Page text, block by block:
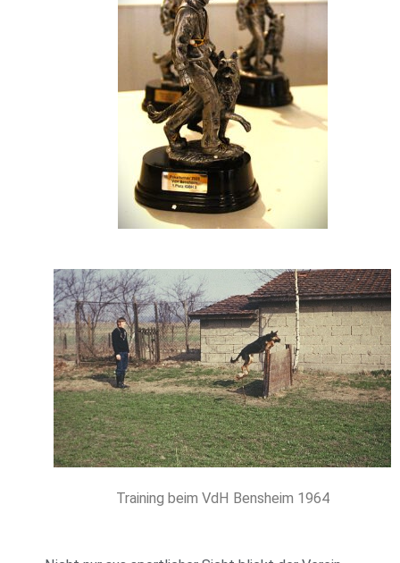
Training beim VdH Bensheim 1964